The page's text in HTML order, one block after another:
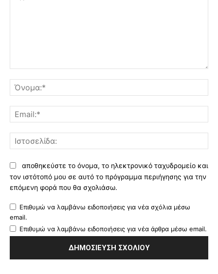
αποθηκεύστε το όνομα, το ηλεκτρονικό ταχυδρομείο και
τον ιστότοπό μου σε αυτό το πρόγραμμα περιήγησης για την
επόμενη φορά που θα σχολιάσω.
Επιθυμώ να λαμβάνω ειδοποιήσεις για νέα σχόλια μέσω
email.
Επιθυμώ να λαμβάνω ειδοποιήσεις για νέα άρθρα μέσω email.